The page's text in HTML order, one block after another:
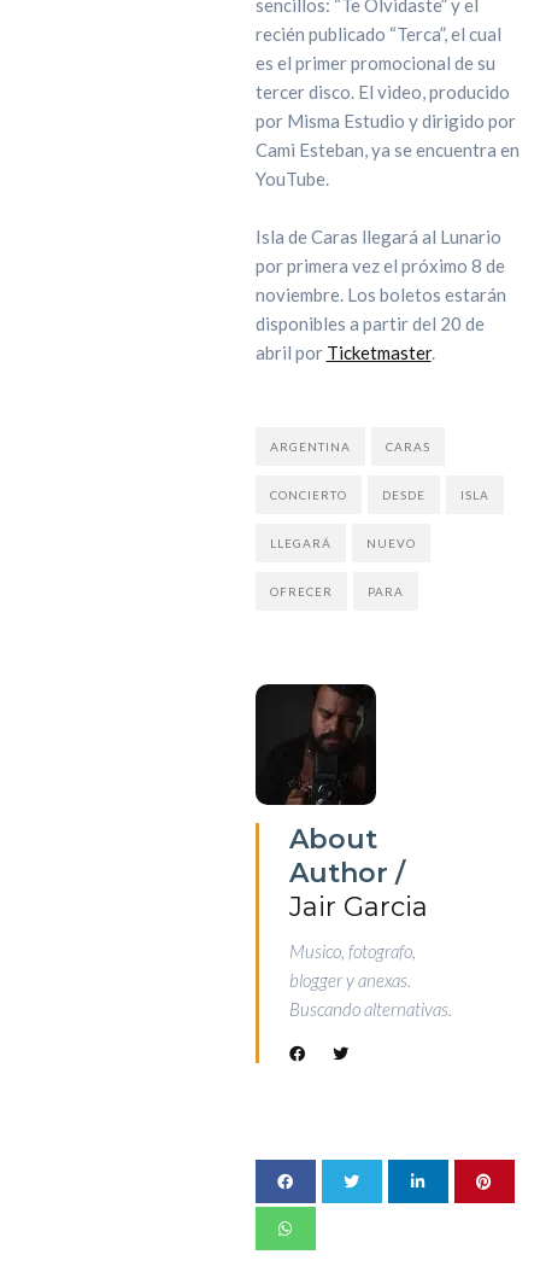
sencillos: “Te Olvidaste” y el
recién publicado “Terca”, el cual
es el primer promocional de su
tercer disco. El video, producido
por Misma Estudio y dirigido por
Cami Esteban, ya se encuentra en
YouTube.
Isla de Caras llegará al Lunario
por primera vez el próximo 8 de
noviembre. Los boletos estarán
disponibles a partir del 20 de
abril por Ticketmaster.
ARGENTINA CARAS
CONCIERTO DESDE ISLA
LLEGARÁ NUEVO
OFRECER PARA
About
Author /
Jair Garcia
Musico, fotografo,
blogger y anexas.
Buscando alternativas.